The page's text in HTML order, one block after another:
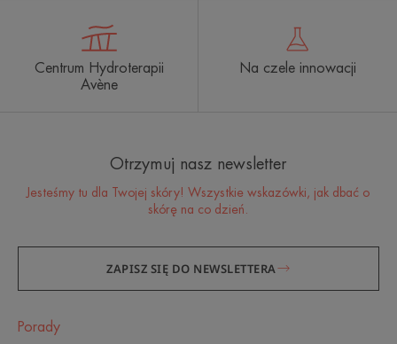
Centrum Hydroterapii
Avène
Na czele innowacji
Otrzymuj nasz newsletter
Jesteśmy tu dla Twojej skóry! Wszystkie wskazówki, jak dbać o
skórę na co dzień.
ZAPISZ SIĘ DO NEWSLETTERA
Porady